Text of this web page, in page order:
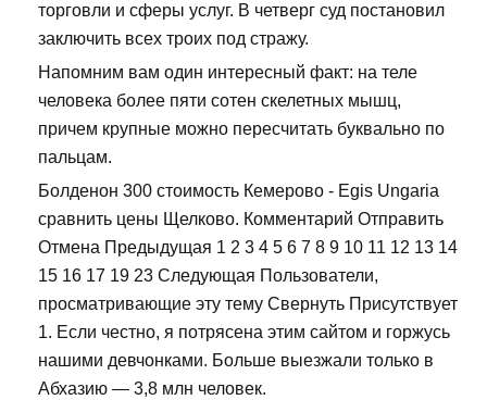
торговли и сферы услуг. В четверг суд постановил
заключить всех троих под стражу.
Напомним вам один интересный факт: на теле
человека более пяти сотен скелетных мышц,
причем крупные можно пересчитать буквально по
пальцам.
Болденон 300 стоимость Кемерово - Egis Ungaria
сравнить цены Щелково. Комментарий Отправить
Отмена Предыдущая 1 2 3 4 5 6 7 8 9 10 11 12 13 14
15 16 17 19 23 Следующая Пользователи,
просматривающие эту тему Свернуть Присутствует
1. Если честно, я потрясена этим сайтом и горжусь
нашими девчонками. Больше выезжали только в
Абхазию — 3,8 млн человек.